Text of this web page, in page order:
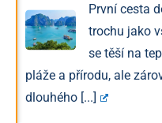
První cesta
trochu jako
se těší na
pláže a přírodu, ale
dlouhého [...]